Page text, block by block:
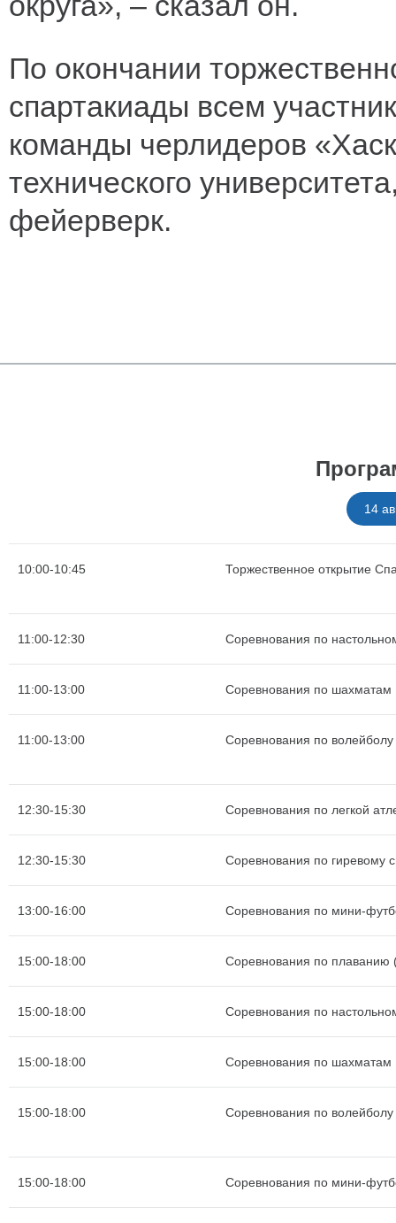
По окончании
спартакиады всем
команды черлидеров
технического
фейерверк.
14
10:00-10:45 Торжественное открытие
11:00-12:30 Соревнования по
11:00-13:00 Соревнования по шахматам
11:00-13:00 Соревнования по волейболу
12:30-15:30 Соревнования по легкой
12:30-15:30 Соревнования по гиревому
13:00-16:00 Соревнования по мини-
15:00-18:00 Соревнования по плаванию
15:00-18:00 Соревнования по
15:00-18:00 Соревнования по шахматам
15:00-18:00 Соревнования по волейболу
15:00-18:00 Соревнования по мини-